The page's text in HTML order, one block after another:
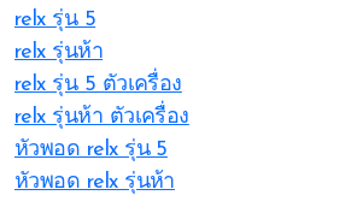
relx รุ่น 5
relx รุ่นห้า
relx รุ่น 5 ตัวเครื่อง
relx รุ่นห้า ตัวเครื่อง
หัวพอด relx รุ่น 5
หัวพอด relx รุ่นห้า